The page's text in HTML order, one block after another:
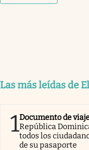
Las más leídas de
1Documento de
República
todos los
de su pasaporte